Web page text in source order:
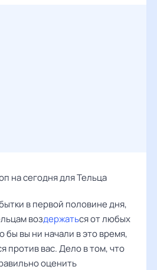
на сегодня для Тельца
в первой половине дня,
воздержаться от любых
бы вы ни начали в это время,
против вас. Дело в том, что
оценить